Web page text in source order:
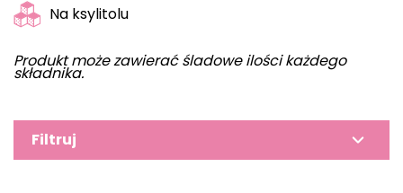
Na ksylitolu
Produkt może zawierać śladowe ilości każdego
składnika.
Filtruj